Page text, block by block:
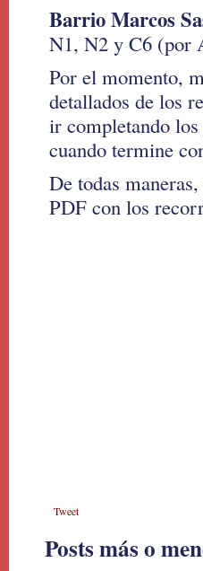
Barrio Marcos
N1, N2 y C6 (por
Por el momento,
detallados de los
ir completando
cuando termine
De todas
PDF con los
Tweet
Posts más o